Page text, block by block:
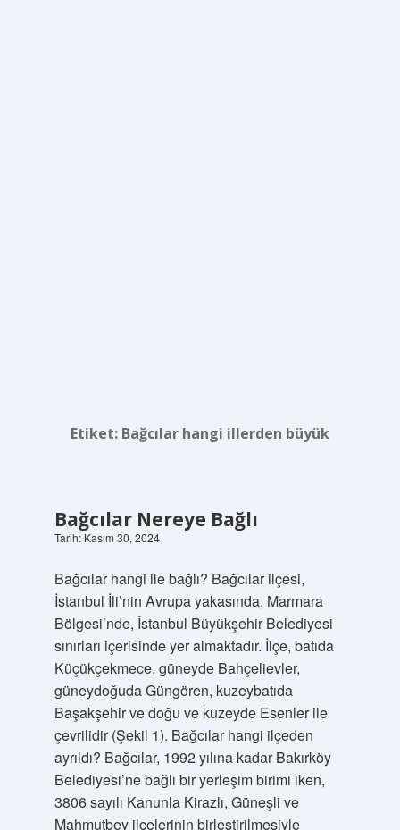
Etiket: Bağcılar hangi illerden büyük
Bağcılar Nereye Bağlı
Tarih: Kasım 30, 2024
Bağcılar hangi ile bağlı? Bağcılar ilçesi,
İstanbul İli’nin Avrupa yakasında, Marmara
Bölgesi’nde, İstanbul Büyükşehir Belediyesi
sınırları içerisinde yer almaktadır. İlçe, batıda
Küçükçekmece, güneyde Bahçelievler,
güneydoğuda Güngören, kuzeybatıda
Başakşehir ve doğu ve kuzeyde Esenler ile
çevrilidir (Şekil 1). Bağcılar hangi ilçeden
ayrıldı? Bağcılar, 1992 yılına kadar Bakırköy
Belediyesi’ne bağlı bir yerleşim birimi iken,
3806 sayılı Kanunla Kirazlı, Güneşli ve
Mahmutbey ilçelerinin birleştirilmesiyle